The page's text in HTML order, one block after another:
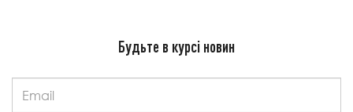
Будьте в курсі новин